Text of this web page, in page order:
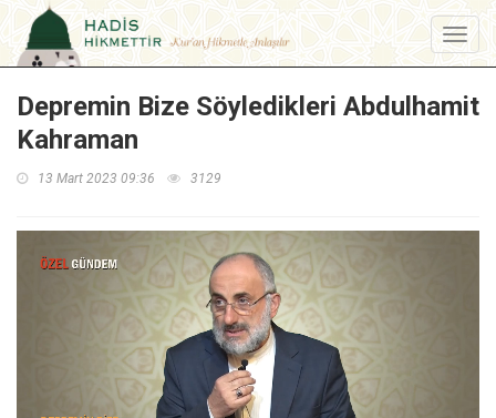
Menu
Depremin Bize Söyledikleri Abdulhamit
Kahraman
13 Mart 2023 09:36 3129